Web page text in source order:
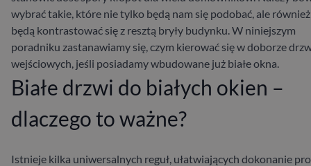
wybrać takie, które nie tylko będą nam się podobać, ale
będą kontrastować się z resztą bryły budynku. W niniejszym
poradniku zastanawiamy się, czym kierować się w doborze
wejściowych, jeśli posiadamy wbudowane już białe okna.
Białe drzwi do białych okien –
dlaczego to ważne?
Istnieje kilka uniwersalnych reguł, ułatwiających dokonanie